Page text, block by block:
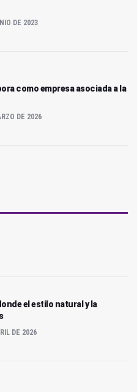
DE 2023
como empresa asociada a la
DE 2026
el estilo natural y la
DE 2026